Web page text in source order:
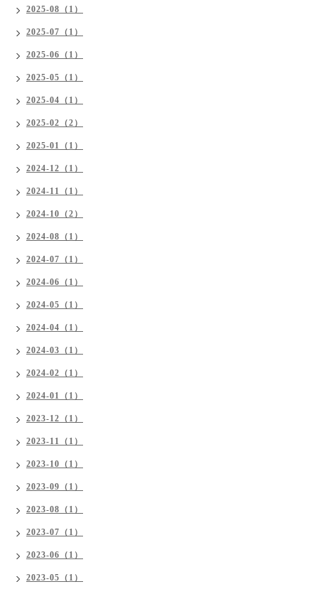
2025-08（1）
2025-07（1）
2025-06（1）
2025-05（1）
2025-04（1）
2025-02（2）
2025-01（1）
2024-12（1）
2024-11（1）
2024-10（2）
2024-08（1）
2024-07（1）
2024-06（1）
2024-05（1）
2024-04（1）
2024-03（1）
2024-02（1）
2024-01（1）
2023-12（1）
2023-11（1）
2023-10（1）
2023-09（1）
2023-08（1）
2023-07（1）
2023-06（1）
2023-05（1）